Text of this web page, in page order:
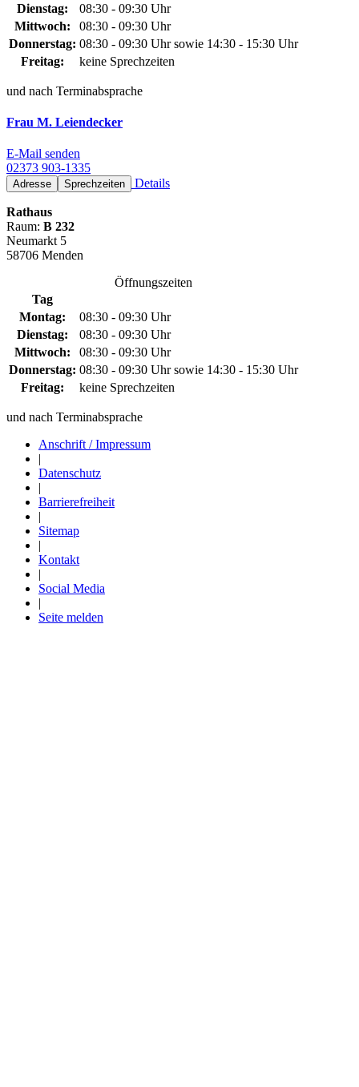
Dienstag:
08:30 - 09:30 Uhr
Mittwoch:
08:30 - 09:30 Uhr
Donnerstag: 08:30 - 09:30 Uhr sowie 14:30 - 15:30 Uhr
Freitag:
keine Sprechzeiten
und nach Terminabsprache
Frau M. Leiendecker
E-Mail senden
02373 903-1335
Adresse Sprechzeiten Details
Rathaus
Raum: B 232
Neumarkt 5
58706 Menden
Öffnungszeiten
Tag
Montag:
08:30 - 09:30 Uhr
Dienstag:
08:30 - 09:30 Uhr
Mittwoch:
08:30 - 09:30 Uhr
Donnerstag: 08:30 - 09:30 Uhr sowie 14:30 - 15:30 Uhr
Freitag:
keine Sprechzeiten
und nach Terminabsprache
Anschrift / Impressum
Datenschutz
Barrierefreiheit
Sitemap
Kontakt
Social Media
Seite melden